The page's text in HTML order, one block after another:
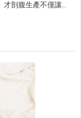
剖腹生產不僅讓孕
感染、子宮裂傷、
學期刊（American
有一項研究發現，